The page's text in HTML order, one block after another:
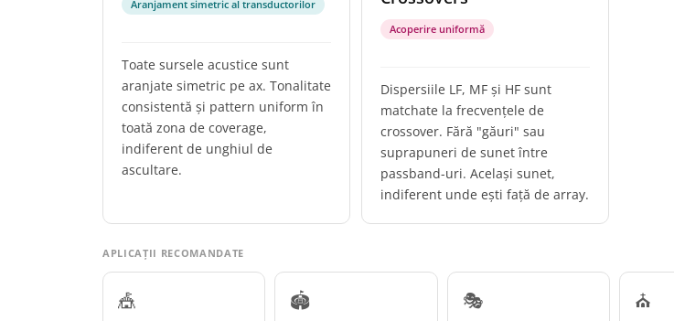
Aranjament simetric al transductorilor
Toate sursele acustice sunt
aranjate simetric pe ax. Tonalitate
consistentă și pattern uniform în
toată zona de coverage,
indiferent de unghiul de
ascultare.
Acoperire uniformă
Dispersiile LF, MF și HF sunt
matchate la frecvențele de
crossover. Fără "găuri" sau
suprapuneri de sunet între
passband-uri. Același sunet,
indiferent unde ești față de array.
APLICAȚII RECOMANDATE
🎪 🏟️ 🎭 ⛪